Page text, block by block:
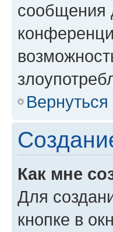
сообщения
Как мне
Для
кнопке в